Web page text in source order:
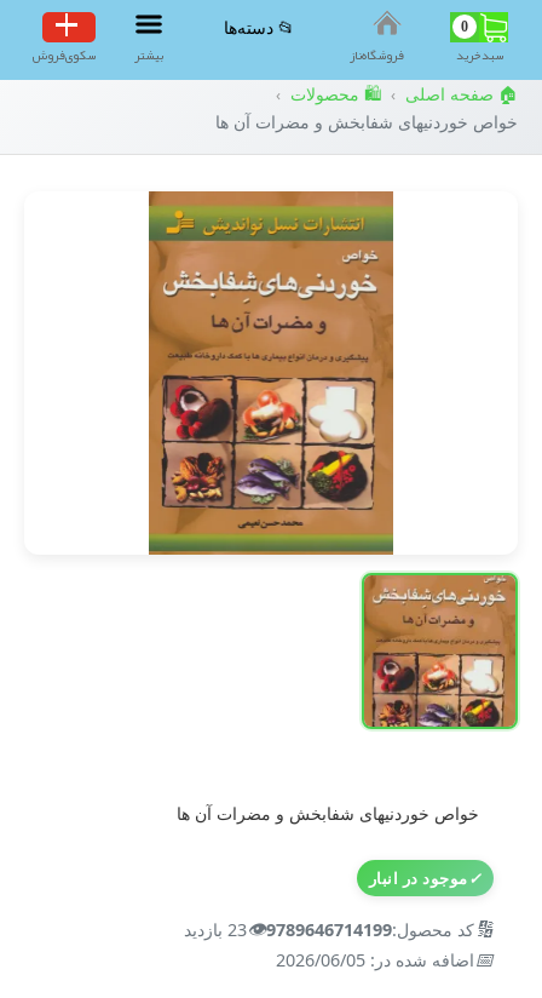
0
سبد‌خرید فروشگاه‌ناز
📂 دسته‌ها
بیشتر سکوی‌فروش
🏠 صفحه اصلی › 🛍️ محصولات ›
خواص خوردنیهای شفابخش و مضرات آن ها
خواص خوردنیهای شفابخش و مضرات آن ها
✓موجود در انبار
🔢کد محصول:9789646714199
👁️23 بازدید
📅اضافه شده در: 2026/06/05